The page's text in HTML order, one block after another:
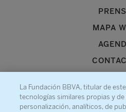
MAPA
La Fundación BBVA, titular de
tecnologías similares propias y
personalización, analíticos, de